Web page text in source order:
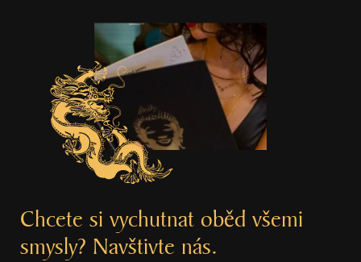
Chcete si vychutnat oběd všemi
smysly? Navštivte nás.